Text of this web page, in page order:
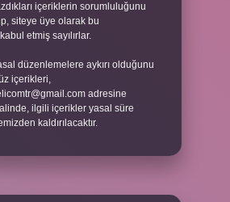
içeriklerin sorumluluğunu
siteye üye olarak bu
etmiş sayılırlar.
düzenlemelere aykırı olduğunu
içerikleri,
adresine
ilgili içerikler yasal süre
kaldırılacaktır.